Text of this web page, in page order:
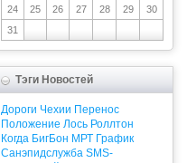
24
25 26 27 28 29
30
31
Тэги Новостей
Дороги Чехии Перенос
Положение Лось Роллтон
Когда БигБон МРТ График
Санэпидслужба SMS-